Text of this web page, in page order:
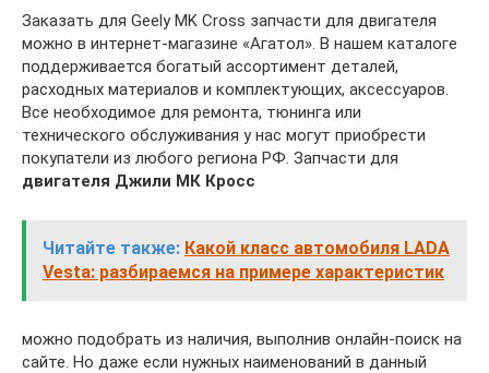
Заказать для Geely MK Cross запчасти для двигателя
можно в интернет-магазине «Агатол». В нашем каталоге
поддерживается богатый ассортимент деталей,
расходных материалов и комплектующих, аксессуаров.
Все необходимое для ремонта, тюнинга или
технического обслуживания у нас могут приобрести
покупатели из любого региона РФ. Запчасти для
двигателя Джили МК Кросс
Читайте также: Какой класс автомобиля LADA
Vesta: разбираемся на примере характеристик
можно подобрать из наличия, выполнив онлайн-поиск на
сайте. Но даже если нужных наименований в данный